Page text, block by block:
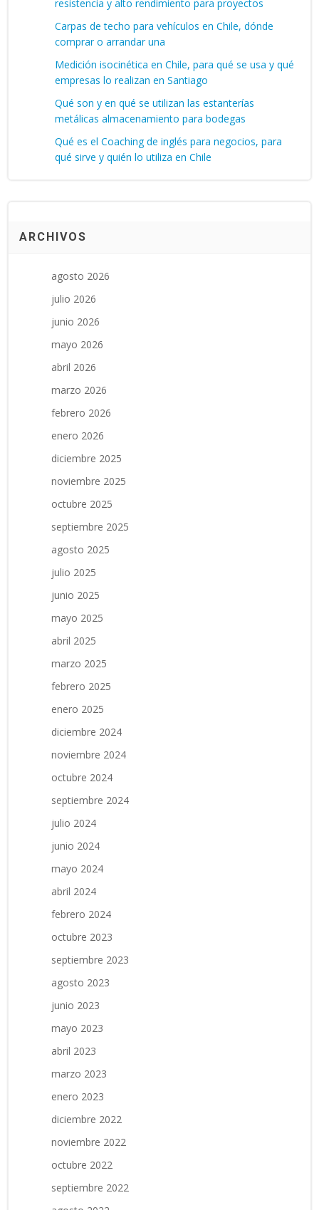
resistencia y alto rendimiento para proyectos
Carpas de techo para vehículos en Chile, dónde
comprar o arrandar una
Medición isocinética en Chile, para qué se usa y qué
empresas lo realizan en Santiago
Qué son y en qué se utilizan las estanterías
metálicas almacenamiento para bodegas
Qué es el Coaching de inglés para negocios, para
qué sirve y quién lo utiliza en Chile
ARCHIVOS
agosto 2026
julio 2026
junio 2026
mayo 2026
abril 2026
marzo 2026
febrero 2026
enero 2026
diciembre 2025
noviembre 2025
octubre 2025
septiembre 2025
agosto 2025
julio 2025
junio 2025
mayo 2025
abril 2025
marzo 2025
febrero 2025
enero 2025
diciembre 2024
noviembre 2024
octubre 2024
septiembre 2024
julio 2024
junio 2024
mayo 2024
abril 2024
febrero 2024
octubre 2023
septiembre 2023
agosto 2023
junio 2023
mayo 2023
abril 2023
marzo 2023
enero 2023
diciembre 2022
noviembre 2022
octubre 2022
septiembre 2022